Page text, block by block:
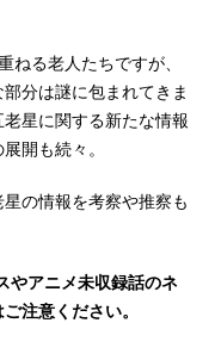
ねる老人たちですが、
分は謎に包まれてきま
星に関する新たな情報
開も続々。
の情報を考察や推察も
やアニメ未収録話のネ
注意ください。